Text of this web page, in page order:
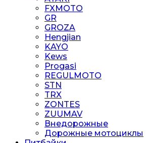
FXMOTO
GR
GROZA
Hengjian
KAYO
Kews
Progasi
REGULMOTO
STN
TRX
ZONTES
ZUUMAV
Внедорожные
Дорожные мотоциклы